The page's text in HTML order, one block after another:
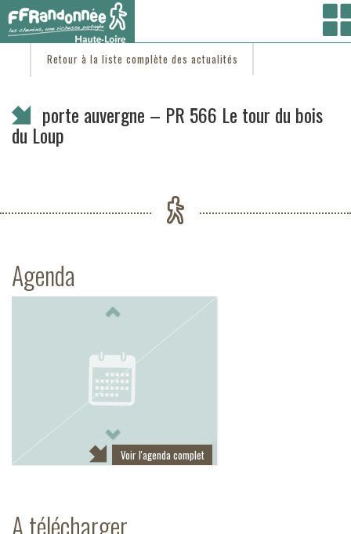
Vous êtes ici :Accueil/C'est d'actu / porte auvergne – PR 566 Le tour du bois du Loup
Retour à la liste complète des actualités
porte auvergne – PR 566 Le tour du bois
du Loup
Agenda
Voir l'agenda complet
A télécharger